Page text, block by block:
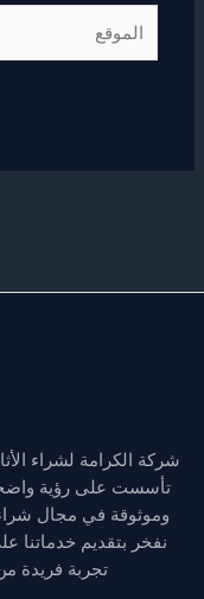
شركة الكرامة لشراء
تأسست على رؤية
وموثوقة في مجال
نفخر بتقديم خدماتنا
تجربة فريدة